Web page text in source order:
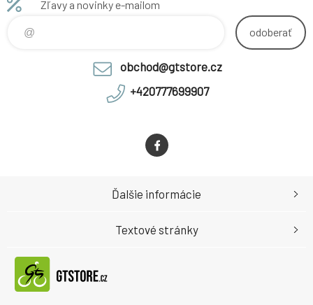
KEEPER 30 má ergonomický
design s extra ochranou hlavy
a ramen. Odnímatelnou
výstelku lze snadno
Zľavy a novinky e-mailom
odoberať
obchod@gtstore.cz
+420777699907
Ďalšie informácie
Textové stránky